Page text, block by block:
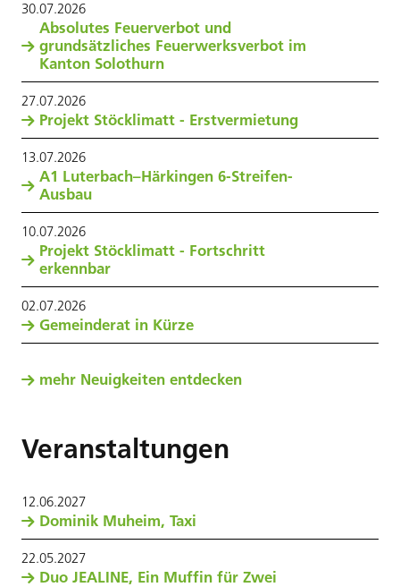
30.07.2026
Absolutes Feuerverbot und
grundsätzliches Feuerwerksverbot im
Kanton Solothurn
27.07.2026
Projekt Stöcklimatt - Erstvermietung
13.07.2026
A1 Luterbach–Härkingen 6-Streifen-
Ausbau
10.07.2026
Projekt Stöcklimatt - Fortschritt
erkennbar
02.07.2026
Gemeinderat in Kürze
mehr Neuigkeiten entdecken
Veranstaltungen
12.06.2027
Dominik Muheim, Taxi
22.05.2027
Duo JEALINE, Ein Muffin für Zwei